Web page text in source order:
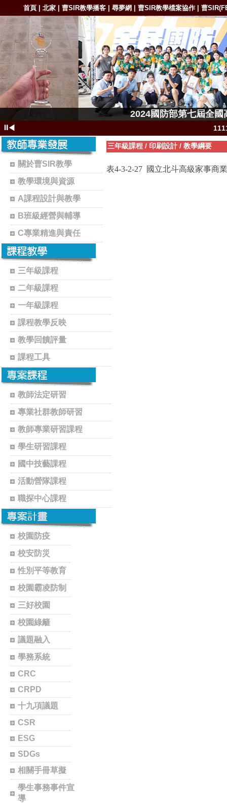
首頁 |北家 |曹SIR教學播客 |尋夢網 |曹SIR教學檔案協作 |曹
2024國防部第七屆全
⏸◀
1111-
1111-1111111
1111-
1102-
關於曹SIR教學
教學環境與資源
A課程設計與教學
B班級經營與輔導
C專業精進與責任
三年級課程
二年級課程
一年級課程
課程教學反映
教學回饋評量
課程工具
教師法定研習
專業社群教師研習
教師專業研習課程
學生研習課程
國中技藝課程
活動營隊課程
職探中心課程
校園防疫
校安防災
性別平等教育
校園霸凌防制
三好校園
校園綠籬
議題融入
學務系統
CRC
CRPD
十九項議題
CSR
ESG
SDGs
相關手冊草擬
學生事務事件宣
導
三年級課程 / 印刷設計 / 教學綱要
表4-3-2-27 國立北斗高級家事商